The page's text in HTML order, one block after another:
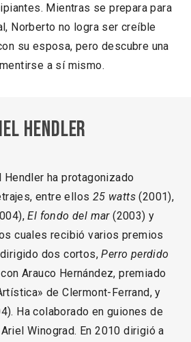
Mientras se prepara para
Norberto no logra ser creíble
su esposa, pero descubre una
a sí mismo.
Hendler
Hendler ha protagonizado
entre ellos 25 watts (2001),
El fondo del mar(2003) y
cuales recibió varios premios
dirigido dos cortos,Perro perdido
Arauco Hernández, premiado
de Clermont-Ferrand, y
Ha colaborado en guiones de
Winograd. En 2010 dirigió a